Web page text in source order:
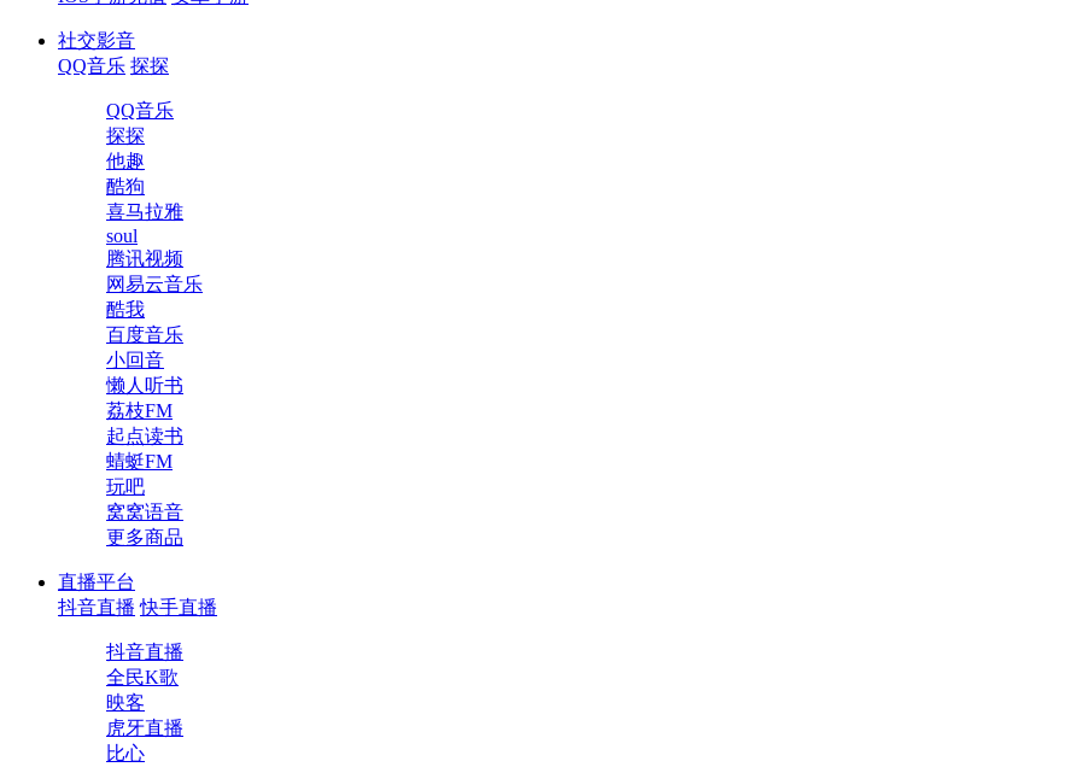
社交影音
QQ音乐 探探
QQ音乐
探探
他趣
酷狗
喜马拉雅
soul
腾讯视频
网易云音乐
酷我
百度音乐
小回音
懒人听书
荔枝FM
起点读书
蜻蜓FM
玩吧
窝窝语音
更多商品
直播平台
抖音直播 快手直播
抖音直播
全民K歌
映客
虎牙直播
比心